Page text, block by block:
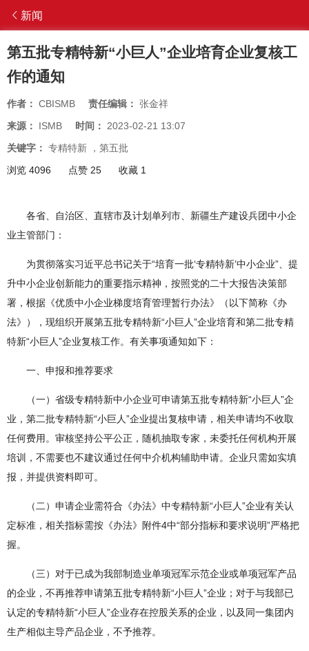
新闻
第五批专精特新“小巨人”企业培育企业复核工
作的通知
作者： CBISMB 责任编辑： 张金祥
来源： ISMB 时间： 2023-02-21 13:07
关键字： 专精特新 ， 第五批
浏览 4096
点赞 25 收藏 1
各省、自治区、直辖市及计划单列市、新疆生产建设兵团中小企
业主管部门：
为贯彻落实习近平总书记关于“培育一批‘专精特新’中小企业”、提
升中小企业创新能力的重要指示精神，按照党的二十大报告决策部
署，根据《优质中小企业梯度培育管理暂行办法》（以下简称《办
法》），现组织开展第五批专精特新“小巨人”企业培育和第二批专精
特新“小巨人”企业复核工作。有关事项通知如下：
一、申报和推荐要求
（一）省级专精特新中小企业可申请第五批专精特新“小巨人”企
业，第二批专精特新“小巨人”企业提出复核申请，相关申请均不收取
任何费用。审核坚持公平公正，随机抽取专家，未委托任何机构开展
培训，不需要也不建议通过任何中介机构辅助申请。企业只需如实填
报，并提供资料即可。
（二）申请企业需符合《办法》中专精特新“小巨人”企业有关认
定标准，相关指标需按《办法》附件4中“部分指标和要求说明”严格把
握。
（三）对于已成为我部制造业单项冠军示范企业或单项冠军产品
的企业，不再推荐申请第五批专精特新“小巨人”企业；对于与我部已
认定的专精特新“小巨人”企业存在控股关系的企业，以及同一集团内
生产相似主导产品企业，不予推荐。